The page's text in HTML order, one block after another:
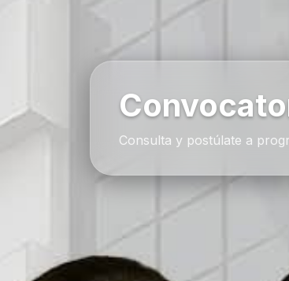
Consulta y postúlate a